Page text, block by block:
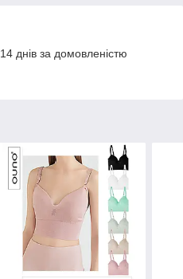
днів за домовленістю